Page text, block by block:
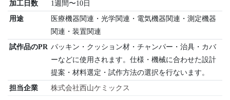
加工日数
1週間〜10日
用途
医療機器関連・光学関連・電気機器関連・測定機器
関連・装置関連
試作品のPR パッキン・クッション材・チャンパー・治具・カバ
ーなどに使用されます。仕様・機械に合わせた設計
提案・材料選定・試作方法の選択を行ないます。
担当企業
株式会社西山ケミックス